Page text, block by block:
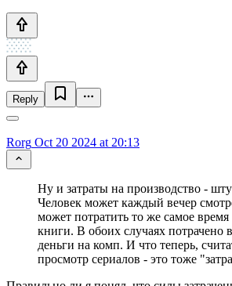
Reply
Rorg Oct 20 2024 at 20:13
Ну и затраты на производство -
Человек может каждый вечер
может потратить то же самое
книги. В обоих случаях потрачено
деньги на комп. И что теперь,
просмотр сериалов - это тоже